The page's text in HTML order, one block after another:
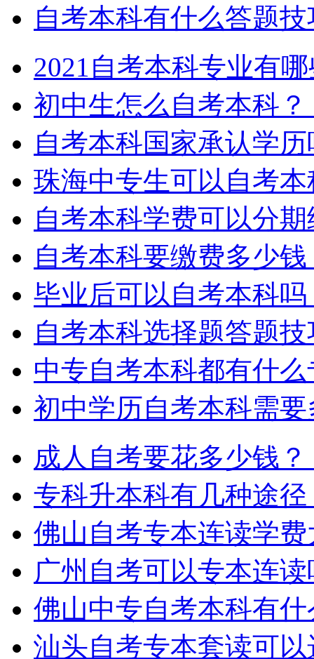
自考本科有什么答题
2021自考本科专业有
初中生怎么自考本科？
自考本科国家承认学
珠海中专生可以自考本
自考本科学费可以分
自考本科要缴费多少钱
毕业后可以自考本科吗
自考本科选择题答题
中专自考本科都有什
初中学历自考本科需
成人自考要花多少钱？
专科升本科有几种途径
佛山自考专本连读学
广州自考可以专本连
佛山中专自考本科有
汕头自考专本套读可